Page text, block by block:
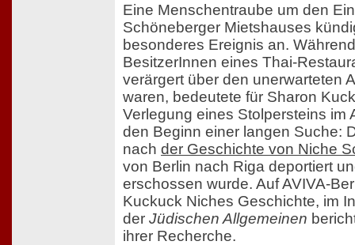
Eine Menschentraube um den
Schöneberger Mietshauses
besonderes Ereignis an.
BesitzerInnen eines Thai-
verärgert über den unerwarteten
waren, bedeutete für Sharon
Verlegung eines Stolpersteins im
den Beginn einer langen Suche:
nach der Geschichte von Niche
von Berlin nach Riga deportiert
erschossen wurde. Auf AVIVA-
Kuckuck Niches Geschichte, im
der Jüdischen Allgemeinen
ihrer Recherche.